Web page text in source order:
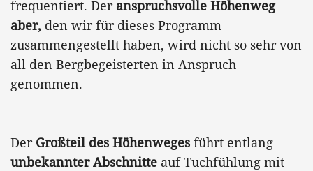
frequentiert. Deranspruchsvolle Höhenweg
aber, den wir für dieses Programm
zusammengestellt haben, wird nicht so sehr von
all den Bergbegeisterten in Anspruch
genommen.
Der Großteil des Höhenweges führt entlang
unbekannter Abschnitte auf Tuchfühlung mit